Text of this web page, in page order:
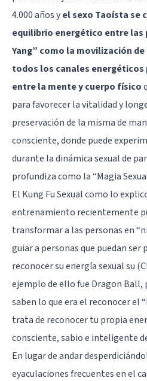
4.000 años yel sexo Taoísta se
equilibrio energético entre las
Yang” como la movilización
todos los canales energéticos
entre la mente y cuerpo físico
para favorecer la vitalidad y
preservación de la misma de
consciente, donde puede
durante la dinámica sexual de
profundiza como la “Magia
El Kung Fu Sexual como lo
entrenamiento recientemente
transformar a las personas en
guiar a personas que puedan ser
reconocer su energía sexual su
ejemplo de ello fue Dragon Ball,
saben lo que era el reconocer el
trata de reconocer tu propia
consciente, sabio e inteligente
En lugar de andar
eyaculaciones frecuentes en el